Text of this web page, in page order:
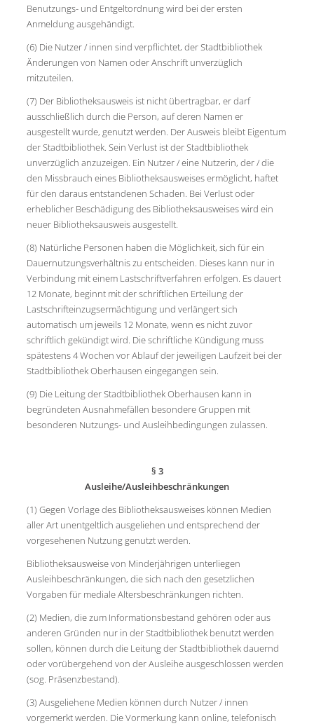
Benutzungs- und Entgeltordnung wird bei der ersten
Anmeldung ausgehändigt.
(6) Die Nutzer / innen sind verpflichtet, der Stadtbibliothek
Änderungen von Namen oder Anschrift unverzüglich
mitzuteilen.
(7) Der Bibliotheksausweis ist nicht übertragbar, er darf
ausschließlich durch die Person, auf deren Namen er
ausgestellt wurde, genutzt werden. Der Ausweis bleibt Eigentum
der Stadtbibliothek. Sein Verlust ist der Stadtbibliothek
unverzüglich anzuzeigen. Ein Nutzer / eine Nutzerin, der / die
den Missbrauch eines Bibliotheksausweises ermöglicht, haftet
für den daraus entstandenen Schaden. Bei Verlust oder
erheblicher Beschädigung des Bibliotheksausweises wird ein
neuer Bibliotheksausweis ausgestellt.
(8) Natürliche Personen haben die Möglichkeit, sich für ein
Dauernutzungsverhältnis zu entscheiden. Dieses kann nur in
Verbindung mit einem Lastschriftverfahren erfolgen. Es dauert
12 Monate, beginnt mit der schriftlichen Erteilung der
Lastschrifteinzugsermächtigung und verlängert sich
automatisch um jeweils 12 Monate, wenn es nicht zuvor
schriftlich gekündigt wird. Die schriftliche Kündigung muss
spätestens 4 Wochen vor Ablauf der jeweiligen Laufzeit bei der
Stadtbibliothek Oberhausen eingegangen sein.
(9) Die Leitung der Stadtbibliothek Oberhausen kann in
begründeten Ausnahmefällen besondere Gruppen mit
besonderen Nutzungs- und Ausleihbedingungen zulassen.
§ 3
Ausleihe/Ausleihbeschränkungen
(1) Gegen Vorlage des Bibliotheksausweises können Medien
aller Art unentgeltlich ausgeliehen und entsprechend der
vorgesehenen Nutzung genutzt werden.
Bibliotheksausweise von Minderjährigen unterliegen
Ausleihbeschränkungen, die sich nach den gesetzlichen
Vorgaben für mediale Altersbeschränkungen richten.
(2) Medien, die zum Informationsbestand gehören oder aus
anderen Gründen nur in der Stadtbibliothek benutzt werden
sollen, können durch die Leitung der Stadtbibliothek dauernd
oder vorübergehend von der Ausleihe ausgeschlossen werden
(sog. Präsenzbestand).
(3) Ausgeliehene Medien können durch Nutzer / innen
vorgemerkt werden. Die Vormerkung kann online, telefonisch